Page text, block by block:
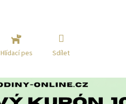
Hlídací pes Sdílet